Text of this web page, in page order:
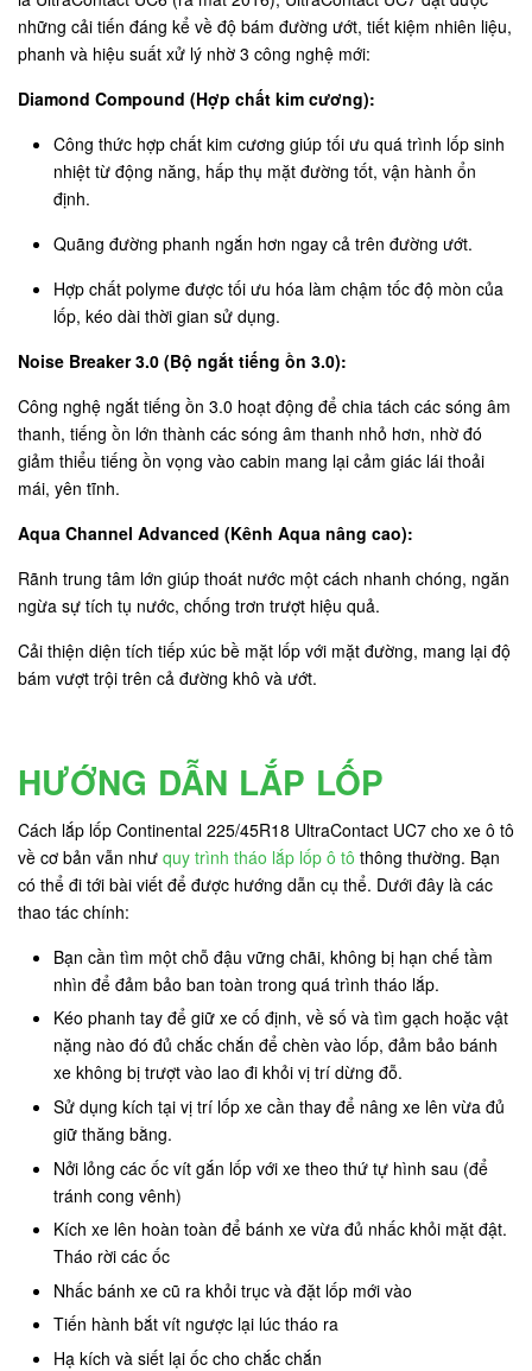
những cải tiến đáng kể về độ bám đường ướt, tiết kiệm nhiên liệu,
phanh và hiệu suất xử lý nhờ 3 công nghệ mới:
Diamond Compound (Hợp chất kim cương):
Công thức hợp chất kim cương giúp tối ưu quá trình lốp sinh
nhiệt từ động năng, hấp thụ mặt đường tốt, vận hành ổn
định.
Quãng đường phanh ngắn hơn ngay cả trên đường ướt.
Hợp chất polyme được tối ưu hóa làm chậm tốc độ mòn của
lốp, kéo dài thời gian sử dụng.
Noise Breaker 3.0 (Bộ ngắt tiếng ồn 3.0):
Công nghệ ngắt tiếng ồn 3.0 hoạt động để chia tách các sóng âm
thanh, tiếng ồn lớn thành các sóng âm thanh nhỏ hơn, nhờ đó
giảm thiểu tiếng ồn vọng vào cabin mang lại cảm giác lái thoải
mái, yên tĩnh.
Aqua Channel Advanced (Kênh Aqua nâng cao):
Rãnh trung tâm lớn giúp thoát nước một cách nhanh chóng, ngăn
ngừa sự tích tụ nước, chống trơn trượt hiệu quả.
Cải thiện diện tích tiếp xúc bề mặt lốp với mặt đường, mang lại độ
bám vượt trội trên cả đường khô và ướt.
HƯỚNG DẪN LẮP LỐP
Cách lắp lốp Continental 225/45R18 UltraContact UC7 cho xe ô tô
về cơ bản vẫn như quy trình tháo lắp lốp ô tô thông thường. Bạn
có thể đi tới bài viết để được hướng dẫn cụ thể. Dưới đây là các
thao tác chính:
Bạn cần tìm một chỗ đậu vững chãi, không bị hạn chế tầm
nhìn để đảm bảo ban toàn trong quá trình tháo lắp.
Kéo phanh tay để giữ xe cố định, về số và tìm gạch hoặc vật
nặng nào đó đủ chắc chắn để chèn vào lốp, đảm bảo bánh
xe không bị trượt vào lao đi khỏi vị trí dừng đỗ.
Sử dụng kích tại vị trí lốp xe cần thay để nâng xe lên vừa đủ
giữ thăng bằng.
Nởi lỏng các ốc vít gắn lốp với xe theo thứ tự hình sau (để
tránh cong vênh)
Kích xe lên hoàn toàn để bánh xe vừa đủ nhấc khỏi mặt đật.
Tháo rời các ốc
Nhấc bánh xe cũ ra khỏi trục và đặt lốp mới vào
Tiến hành bắt vít ngược lại lúc tháo ra
Hạ kích và siết lại ốc cho chắc chắn